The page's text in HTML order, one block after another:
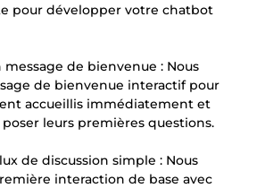
pour développer votre chatbot
de bienvenue : Nous
de bienvenue interactif pour
accueillis immédiatement et
leurs premières questions.
de discussion simple : Nous
interaction de base avec